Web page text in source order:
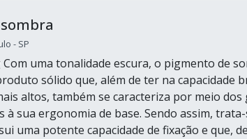
- SP
uma tonalidade escura, o pigmento de
sólido que, além de ter na capacidade
altos, também se caracteriza por meio dos
à sua ergonomia de base. Sendo assim,
uma potente capacidade de fixação e que,